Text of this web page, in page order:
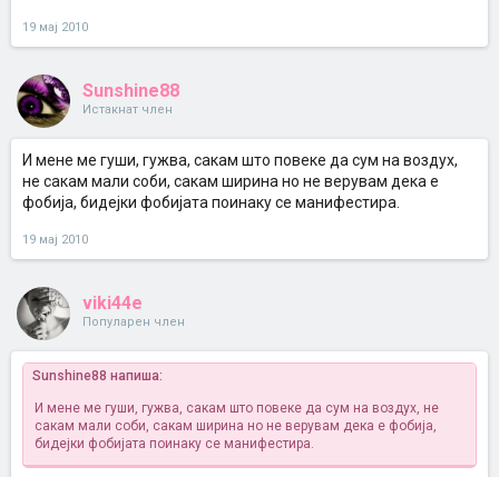
19 мај 2010
Sunshine88
Истакнат член
И мене ме гуши, гужва, сакам што повеке да сум на воздух,
не сакам мали соби, сакам ширина но не верувам дека е
фобија, бидејки фобијата поинаку се манифестира.
19 мај 2010
viki44e
Популарен член
Sunshine88 напиша:
И мене ме гуши, гужва, сакам што повеке да сум на воздух, не
сакам мали соби, сакам ширина но не верувам дека е фобија,
бидејки фобијата поинаку се манифестира.